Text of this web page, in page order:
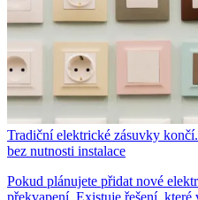
Tradiční elektrické zásuvky
bez nutnosti instalace
Pokud plánujete přidat nové